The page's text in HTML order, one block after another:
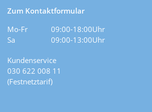
Zum Kontaktformular
Mo-Fr
09:00-18:00Uhr
Sa
09:00-13:00Uhr
Kundenservice
030 622 008 11
(Festnetztarif)